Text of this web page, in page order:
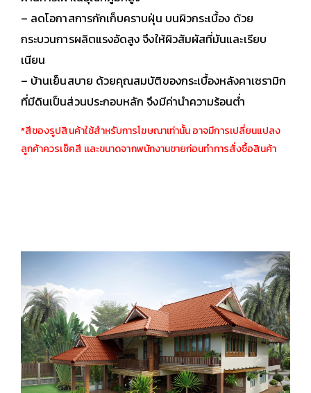
– ลดโอกาสการกักเก็บคราบฝุ่น บนผิวกระเบื้อง ด้วย
กระบวนการผลิตแรงอัดสูง จึงให้ผิวสัมผัสที่มันและเรียบ
เนียน
– บ้านเย็นสบาย ด้วยคุณสมบัติของกระเบื้องหลังคาเซรามิก
ที่มีดินเป็นส่วนประกอบหลัก จึงมีค่านำความร้อนต่ำ
*สีของรูปสินค้าใช้สำหรับการโฆษณาเท่านั้น อาจมีการเปลี่ยนแปลง
ลูกค้าควรเช็คสี เเละขนาดจากพนักงานขายก่อนทำการสั่งซื้อสินค้า